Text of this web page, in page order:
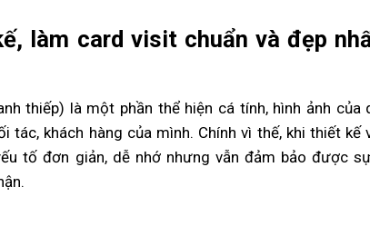
làm card visit chuẩn và đẹp
thiếp) là một phần thể hiện cá tính, hình ảnh của
tác, khách hàng của mình. Chính vì thế, khi thiết kế
tố đơn giản, dễ nhớ nhưng vẫn đảm bảo được